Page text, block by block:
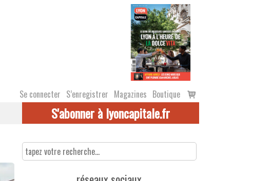
Se connecter S’enregistrer Magazines Boutique
Voir
le
S'abonner à lyoncapitale.fr